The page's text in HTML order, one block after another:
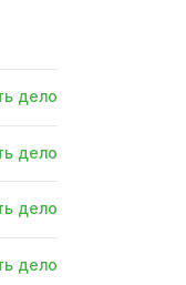
дело
дело
дело
дело